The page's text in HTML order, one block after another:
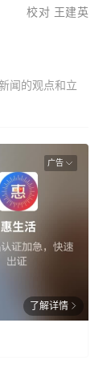
校对 王建英
闻的观点和立
广告
了解详情